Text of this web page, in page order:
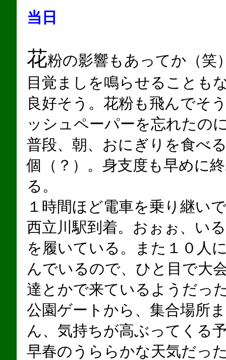
当日
花粉の影響もあってか（笑
目覚ましを鳴らせることも
良好そう。花粉も飛んでそ
ッシュペーパーを忘れたの
普段、朝、おにぎりを食べ
個（？）。身支度も早めに
る。
１時間ほど電車を乗り継い
西立川駅到着。おぉぉ、い
を履いている。また１０人
んでいるので、ひと目で大
達とかで来ているようだっ
公園ゲートから、集合場所
ん、気持ちが高ぶってくる
早春のうららかな天気だっ